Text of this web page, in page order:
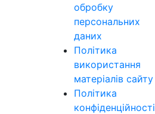
обробку
персональних
даних
Політика
використання
матеріалів сайту
Політика
конфіденційності